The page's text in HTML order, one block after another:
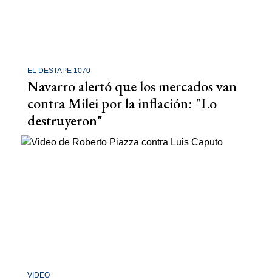
EL DESTAPE 1070
Navarro alertó que los mercados van
contra Milei por la inflación: "Lo
destruyeron"
VIDEO